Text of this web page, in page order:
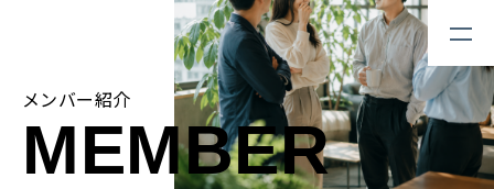
メンバー紹介
MEMBER